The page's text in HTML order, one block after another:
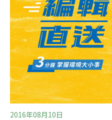
早在2014年底就簽署合作架
州古雷騰龍芳烴PX工廠爆
排斥態度。2016年底福建古
開工日期。
2016年08月10日